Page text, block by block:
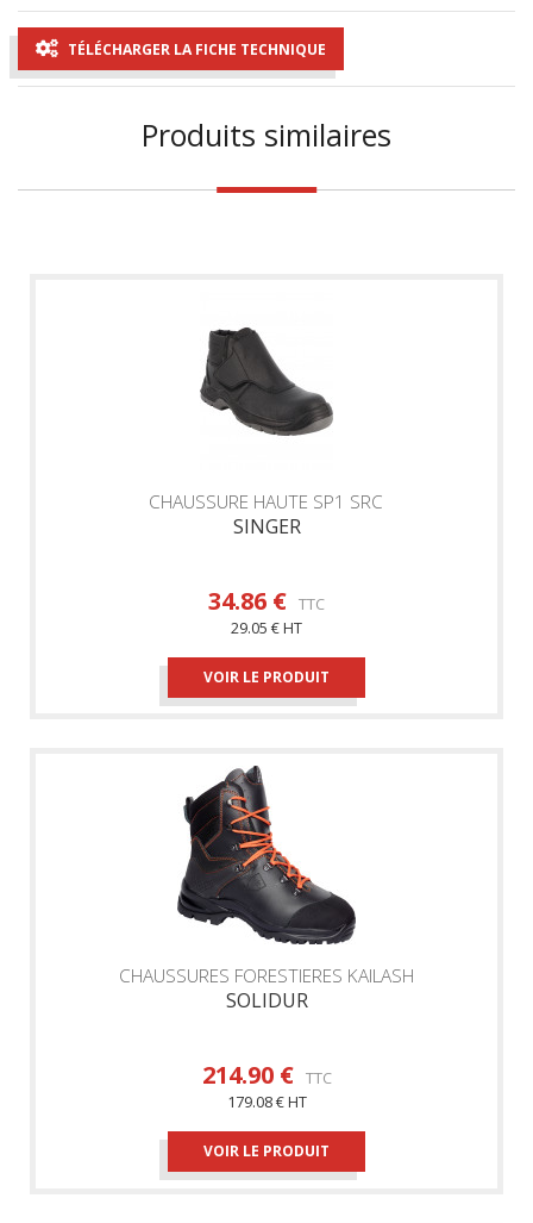
TÉLÉCHARGER LA FICHE TECHNIQUE
Produits similaires
CHAUSSURE HAUTE SP1 SRC
SINGER
34.86 € TTC
29.05 € HT
VOIR LE PRODUIT
CHAUSSURES FORESTIERES KAILASH
SOLIDUR
214.90 € TTC
179.08 € HT
VOIR LE PRODUIT